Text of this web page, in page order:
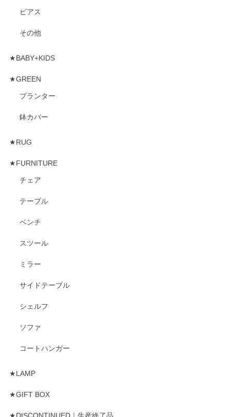
ピアス
その他
★BABY+KIDS
★GREEN
プランター
鉢カバー
★RUG
★FURNITURE
チェア
テーブル
ベンチ
スツール
ミラー
サイドテーブル
シェルフ
ソファ
コートハンガー
★LAMP
★GIFT BOX
★DISCONTINUED｜生産終了品